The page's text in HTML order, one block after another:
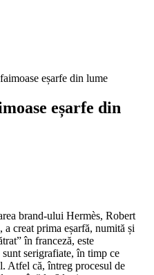
eșarfe din lume
eșarfe din
brand-ului Hermès, Robert
creat prima eșarfă, numită și
în franceză, este
serigrafiate, în timp ce
Atfel că, întreg procesul de